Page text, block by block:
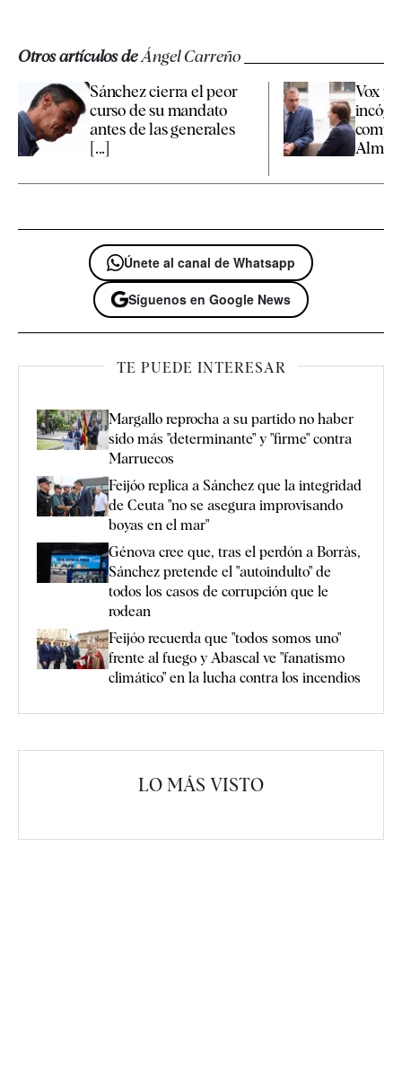
Otros artículos deÁngel Carreño
Sánchez cierra el peor
curso de su mandato
antes de las generales
[...]
Vox
Únete al canal de Whatsapp
Síguenos en Google News
TE PUEDE INTERESAR
Margallo reprocha a su partido no haber
sido más "determinante" y "firme" contra
Marruecos
Feijóo replica a Sánchez que la integridad
de Ceuta "no se asegura improvisando
boyas en el mar"
Génova cree que, tras el perdón a Borràs,
Sánchez pretende el "autoindulto" de
todos los casos de corrupción que le
rodean
Feijóo recuerda que "todos somos uno"
frente al fuego y Abascal ve "fanatismo
climático" en la lucha contra los incendios
LO MÁS VISTO